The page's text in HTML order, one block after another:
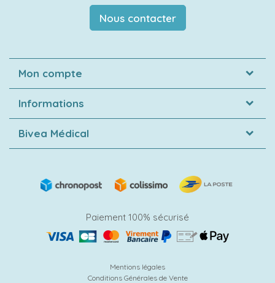
Nous contacter
Mon compte
Informations
Bivea Médical
Paiement 100% sécurisé
Mentions légales
Conditions Générales de Vente